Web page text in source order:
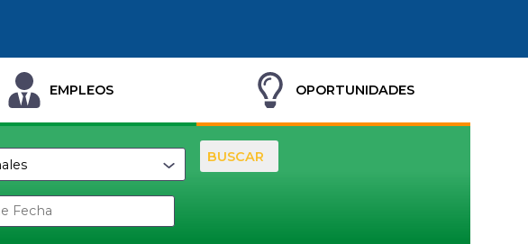
EMPLEOS OPORTUNIDADES
BUSCAR